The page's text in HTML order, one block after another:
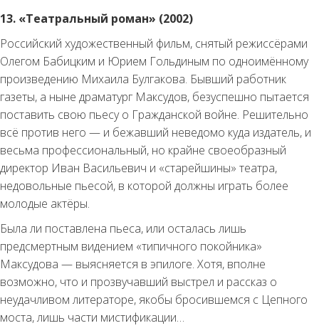
13. «Театральный роман» (2002)
Российский художественный фильм, снятый режиссёрами
Олегом Бабицким и Юрием Гольдиным по одноимённому
произведению Михаила Булгакова. Бывший работник
газеты, а ныне драматург Максудов, безуспешно пытается
поставить свою пьесу о Гражданской войне. Решительно
всё против него — и бежавший неведомо куда издатель, и
весьма профессиональный, но крайне своеобразный
директор Иван Васильевич и «старейшины» театра,
недовольные пьесой, в которой должны играть более
молодые актёры.
Была ли поставлена пьеса, или осталась лишь
предсмертным видением «типичного покойника»
Максудова — выясняется в эпилоге. Хотя, вполне
возможно, что и прозвучавший выстрел и рассказ о
неудачливом литераторе, якобы бросившемся с Цепного
моста, лишь части мистификации…